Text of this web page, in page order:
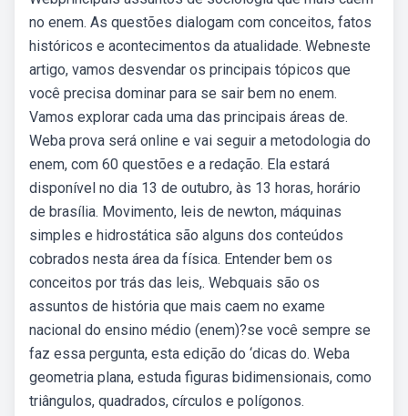
no enem. As questões dialogam com conceitos, fatos
históricos e acontecimentos da atualidade. Webneste
artigo, vamos desvendar os principais tópicos que
você precisa dominar para se sair bem no enem.
Vamos explorar cada uma das principais áreas de.
Weba prova será online e vai seguir a metodologia do
enem, com 60 questões e a redação. Ela estará
disponível no dia 13 de outubro, às 13 horas, horário
de brasília. Movimento, leis de newton, máquinas
simples e hidrostática são alguns dos conteúdos
cobrados nesta área da física. Entender bem os
conceitos por trás das leis,. Webquais são os
assuntos de história que mais caem no exame
nacional do ensino médio (enem)?se você sempre se
faz essa pergunta, esta edição do ‘dicas do. Weba
geometria plana, estuda figuras bidimensionais, como
triângulos, quadrados, círculos e polígonos.